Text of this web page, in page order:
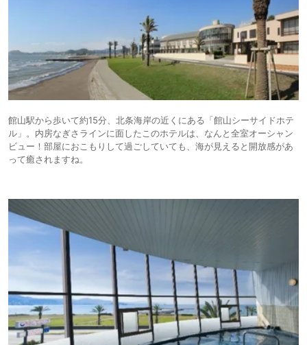
館山駅から歩いて約15分、北条海岸の近くにある「館山シーサイドホテ
ル」。内房なぎさラインに面したこのホテルは、なんと全室オーシャン
ビュー！部屋におこもりして過ごしていても、海が見えると開放感があ
って癒されますね。